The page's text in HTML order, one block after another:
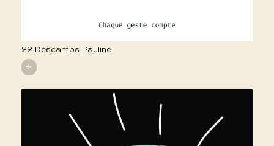
22 Descamps Pauline
+